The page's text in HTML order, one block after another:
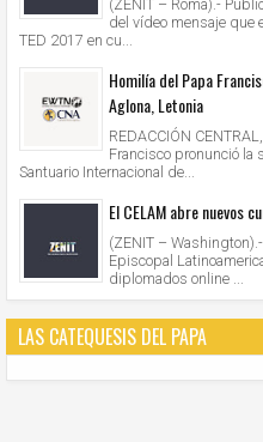
(ZENIT – Roma).-
del vídeo mensaje que
TED 2017 en cu...
Homilía del Papa
Aglona, Letonia
REDACCIÓN
Francisco pronunció la
Santuario Internacional de...
El CELAM abre nuevos
(ZENIT –
Episcopal
diplomados online ...
LAS CATEQUESIS DEL PAPA